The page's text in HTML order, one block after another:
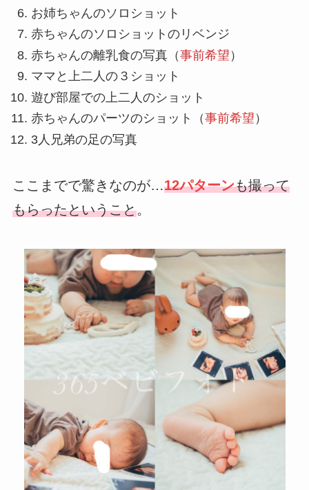
お姉ちゃんのソロショット
赤ちゃんのソロショットのリベンジ
赤ちゃんの離乳食の写真（事前希望 ）
ママと上二人の３ショット
遊び部屋での上二人のショット
赤ちゃんのパーツのショット（事前希望 ）
3人兄弟の足の写真
ここまでで驚きなのが…12パターンも撮って
もらったということ。